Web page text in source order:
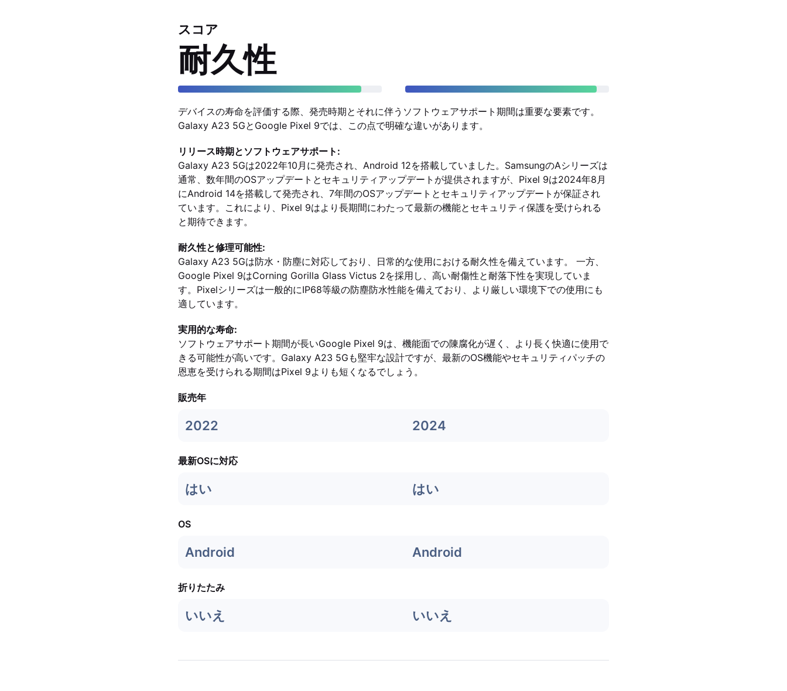
スコア
耐久性
デバイスの寿命を評価する際、発売時期とそれに伴うソフトウェアサポート期間は重要な要素です。
Galaxy A23 5GとGoogle Pixel 9では、この点で明確な違いがあります。
リリース時期とソフトウェアサポート:
Galaxy A23 5Gは2022年10月に発売され、Android 12を搭載していました。SamsungのAシリーズは
通常、数年間のOSアップデートとセキュリティアップデートが提供されますが、Pixel 9は2024年8月
にAndroid 14を搭載して発売され、7年間のOSアップデートとセキュリティアップデートが保証され
ています。これにより、Pixel 9はより長期間にわたって最新の機能とセキュリティ保護を受けられる
と期待できます。
耐久性と修理可能性:
Galaxy A23 5Gは防水・防塵に対応しており、日常的な使用における耐久性を備えています。 一方、
Google Pixel 9はCorning Gorilla Glass Victus 2を採用し、高い耐傷性と耐落下性を実現していま
す。Pixelシリーズは一般的にIP68等級の防塵防水性能を備えており、より厳しい環境下での使用にも
適しています。
実用的な寿命:
ソフトウェアサポート期間が長いGoogle Pixel 9は、機能面での陳腐化が遅く、より長く快適に使用で
きる可能性が高いです。Galaxy A23 5Gも堅牢な設計ですが、最新のOS機能やセキュリティパッチの
恩恵を受けられる期間はPixel 9よりも短くなるでしょう。
販売年
2022 2024
最新OSに対応
はい はい
OS
Android Android
折りたたみ
いいえ いいえ